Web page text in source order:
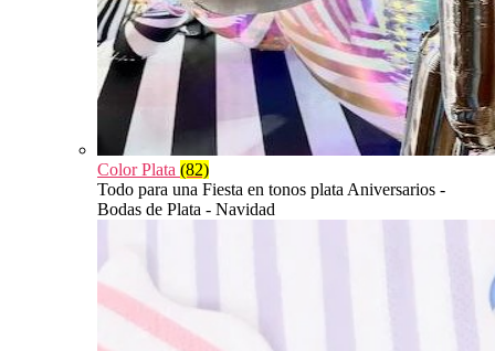
Color Plata (82)
Todo para una Fiesta en tonos plata Aniversarios -
Bodas de Plata - Navidad